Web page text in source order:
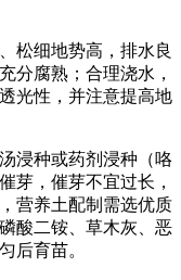
细地势高，排水良
分腐熟；合理浇水，
光性，并注意提高地
种或药剂浸种（咯
芽，催芽不宜过长，
营养土配制需选优质
酸二铵、草木灰、恶
后育苗。